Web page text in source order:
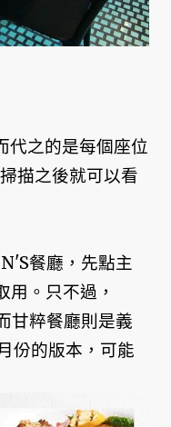
代之的是每個座位
描之後就可以看
餐廳，先點主
。只不過，
甘粹餐廳則是義
份的版本，可能